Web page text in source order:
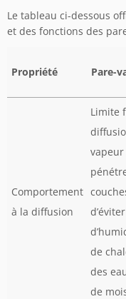
Le tableau ci-dessous
et des fonctions des
Propriété Pare-
Comportement
à la diffusion
Limite
vapeur
de
des
de